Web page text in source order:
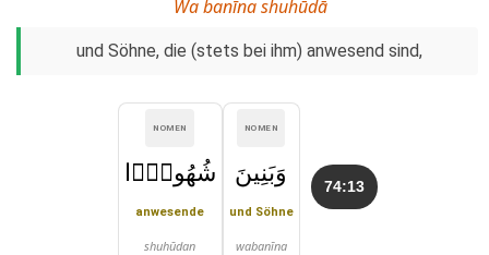
Wa banīna shuhūdā
und Söhne, die (stets bei ihm) anwesend sind,
74:13
NOMEN
وَبَنِينَ
und Söhne
wabanīna
NOMEN
شُهُودًۭا
anwesende
shuhūdan